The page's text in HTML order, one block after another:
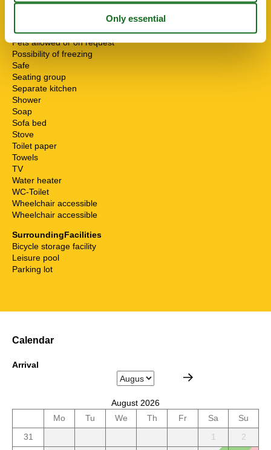
Mikrowelle
Non-smokers
Pets allowed or on request
Possibility of freezing
Safe
Seating group
Separate kitchen
Shower
Soap
Sofa bed
Stove
Toilet paper
Towels
TV
Water heater
WC-Toilet
Wheelchair accessible
Wheelchair accessible
SurroundingFacilities
Bicycle storage facility
Leisure pool
Parking lot
Calendar
Arrival
August 2026
Mo
Tu We Th Fr Sa
Su
31
1
2